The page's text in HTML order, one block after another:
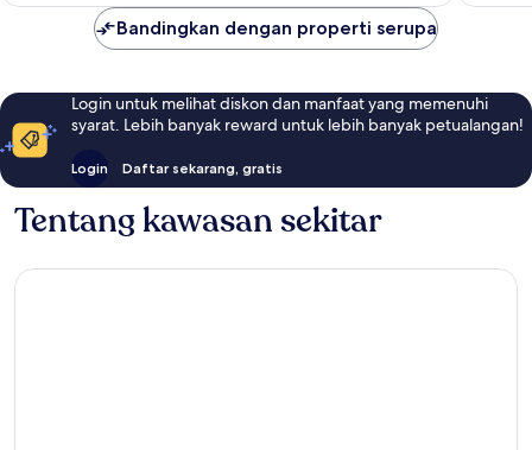
Bandingkan dengan properti serupa
Login untuk melihat diskon dan manfaat yang memenuhi
syarat. Lebih banyak reward untuk lebih banyak petualangan!
Login Daftar sekarang, gratis
Tentang kawasan sekitar